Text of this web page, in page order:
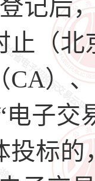
记后
止（
CA）
电子
投标